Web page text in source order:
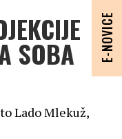
SOBA E-NOVICE